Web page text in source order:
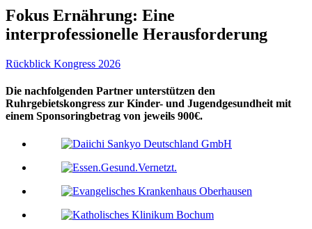
Fokus Ernährung: Eine
interprofessionelle Herausforderung
Rückblick Kongress 2026
Die nachfolgenden Partner unterstützen den
Ruhrgebietskongress zur Kinder- und Jugendgesundheit mit
einem Sponsoringbetrag von jeweils 900€.